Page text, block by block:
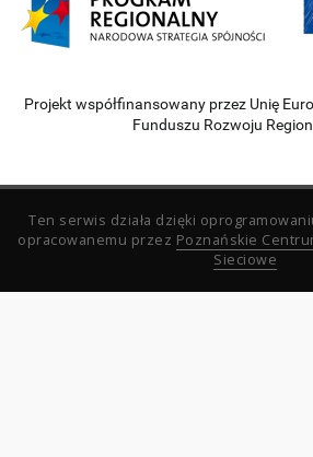
Projekt współfinansowany przez Unię
Funduszu Rozwoju
Ten serwis działa dzięki
opracowanemu przez Poznańskie
Sieciowe